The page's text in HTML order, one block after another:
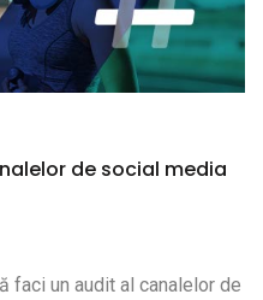
de social media
faci un audit al canalelor de